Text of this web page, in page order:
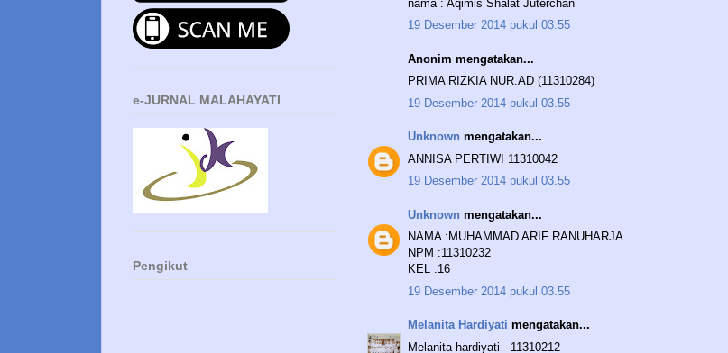
nama : Aqimis Shalat Juterchan
19 Desember 2014 pukul 03.55
Anonim mengatakan...
PRIMA RIZKIA NUR.AD (11310284)
19 Desember 2014 pukul 03.55
Unknown mengatakan...
ANNISA PERTIWI 11310042
19 Desember 2014 pukul 03.55
Unknown mengatakan...
NAMA :MUHAMMAD ARIF RANUHARJA
NPM :11310232
KEL :16
19 Desember 2014 pukul 03.55
Melanita Hardiyati mengatakan...
Melanita hardiyati - 11310212
e-JURNAL MALAHAYATI
Pengikut